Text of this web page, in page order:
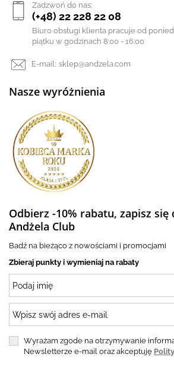
Zadzwoń do nas:
(+48) 22 228 22 08
Biuro obsługi klienta pracuje od
piątku w godzinach 8:00 - 16:00
E-mail: sklep@andzela.com
Nasze wyróżnienia
Odbierz -10% rabatu, zapisz
Andżela Club
Badź na bieżąco z nowościami i promocjami
Zbieraj punkty i wymieniaj na rabaty
Wyrażam zgode na otrzymywanie
Newsletterze e-mail oraz akceptuję